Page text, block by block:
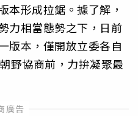
本形成拉鋸。據了解，
力相當態勢之下，日前
版本，僅開放立委各自
野協商前，力拚凝聚最